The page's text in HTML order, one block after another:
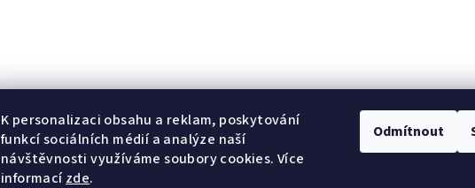
K personalizaci obsahu a reklam, poskytování
funkcí sociálních médií a analýze naší
návštěvnosti využíváme soubory cookies. Více
informacízde.
Odmítnout